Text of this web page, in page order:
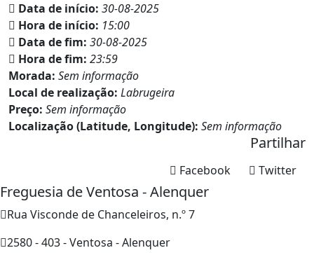
Data de início: 30-08-2025
Hora de início: 15:00
Data de fim: 30-08-2025
Hora de fim: 23:59
Morada: Sem informação
Local de realização: Labrugeira
Preço: Sem informação
Localização (Latitude, Longitude): Sem informação
Partilhar
Twitter
Facebook
Freguesia de Ventosa - Alenquer
Rua Visconde de Chanceleiros, n.º 7
2580 - 403 - Ventosa - Alenquer